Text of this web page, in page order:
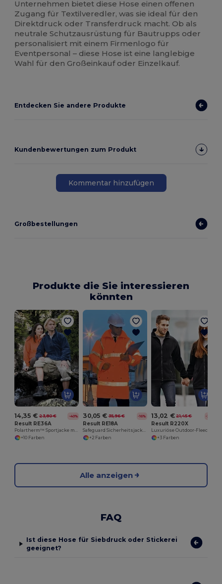
Unternehmen bietet diese Hose einen offenen
Zugang für Textilveredler, was sie ideal für den
Direktdruck oder Transferdruck macht. Ob als
neutrale Schutzausrüstung für Bautrupps oder
personalisiert mit einem Firmenlogo für
Eventpersonal – diese Hose ist eine langlebige
Wahl für den Großeinkauf oder Einzelkauf.
Entdecken Sie andere Produkte
Kundenbewertungen zum Produkt
Kommentar hinzufügen
Großbestellungen
Produkte die Sie interessieren
könnten
14,35 € 23,80 € -40%
Result RE36A
Polartherm™ Sportjacke mit Stretch und Komfort
+10 Farben
30,05 € 35,96 € -16%
Result RE18A
Safeguard Sicherheitsjacke (EN471 class 3)
+2 Farben
13,02 € 21,45 € -39%
Result R220X
+3 Farben
Alle anzeigen
FAQ
Ist diese Hose für Siebdruck oder Stickerei
geeignet?